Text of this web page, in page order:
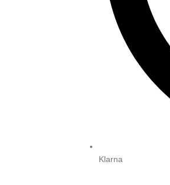
Klarna